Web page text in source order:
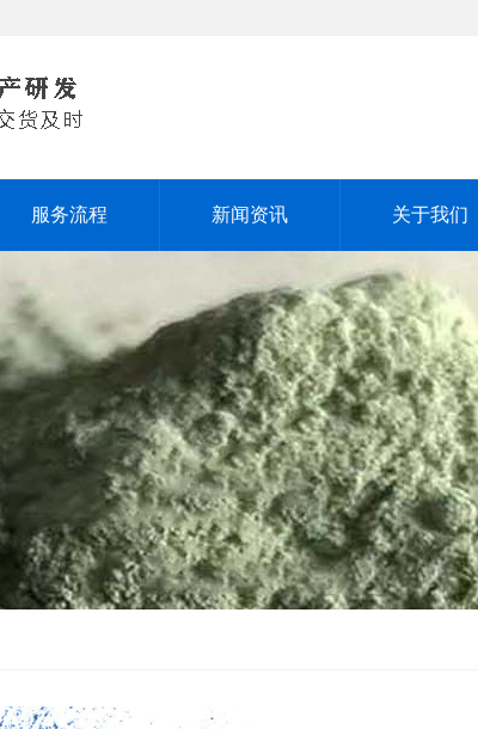
服务流程 新闻资讯 关于我们